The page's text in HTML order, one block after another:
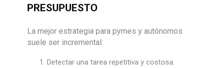
PRESUPUESTO
La mejor estrategia para pymes y autónomos
suele ser incremental:
Detectar una tarea repetitiva y costosa.